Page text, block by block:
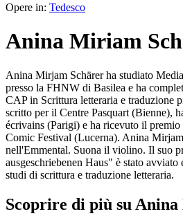
Opere in: Tedesco
Anina Miriam
Anina Mirjam Schärer ha studiato
presso la FHNW di Basilea e ha
CAP in Scrittura letteraria e traduzione
scritto per il Centre Pasquart (Bienne),
écrivains (Parigi) e ha ricevuto il
Comic Festival (Lucerna). Anina
nell'Emmental. Suona il violino. Il suo
ausgeschriebenen Haus" è stato
studi di scrittura e traduzione letteraria.
Scoprire di più su